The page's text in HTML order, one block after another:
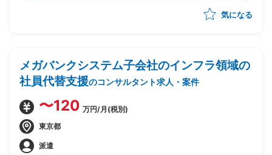
・要件から駅ビル内のサービスズやNW構成を絵に起こ
気になる
メガバンクシステム子会社のインフラ領域の
社員代替支援のコンサルタント求人・案件
〜120 万円/月(税別)
東京都
派遣